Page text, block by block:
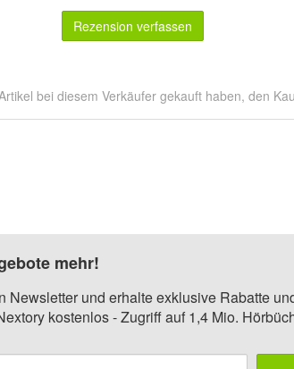
Rezension verfassen
bei diesem Verkäufer gekauft haben, den
mehr!
Newsletter und erhalte exklusive Rabatte
kostenlos - Zugriff auf 1,4 Mio.